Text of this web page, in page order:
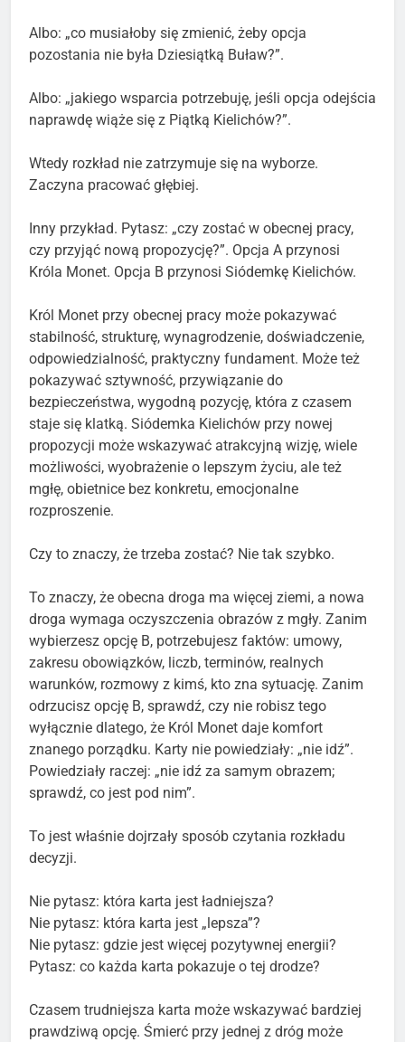
Albo: „co musiałoby się zmienić, żeby opcja
pozostania nie była Dziesiątką Buław?”.
Albo: „jakiego wsparcia potrzebuję, jeśli opcja odejścia
naprawdę wiąże się z Piątką Kielichów?”.
Wtedy rozkład nie zatrzymuje się na wyborze.
Zaczyna pracować głębiej.
Inny przykład. Pytasz: „czy zostać w obecnej pracy,
czy przyjąć nową propozycję?”. Opcja A przynosi
Króla Monet. Opcja B przynosi Siódemkę Kielichów.
Król Monet przy obecnej pracy może pokazywać
stabilność, strukturę, wynagrodzenie, doświadczenie,
odpowiedzialność, praktyczny fundament. Może też
pokazywać sztywność, przywiązanie do
bezpieczeństwa, wygodną pozycję, która z czasem
staje się klatką. Siódemka Kielichów przy nowej
propozycji może wskazywać atrakcyjną wizję, wiele
możliwości, wyobrażenie o lepszym życiu, ale też
mgłę, obietnice bez konkretu, emocjonalne
rozproszenie.
Czy to znaczy, że trzeba zostać? Nie tak szybko.
To znaczy, że obecna droga ma więcej ziemi, a nowa
droga wymaga oczyszczenia obrazów z mgły. Zanim
wybierzesz opcję B, potrzebujesz faktów: umowy,
zakresu obowiązków, liczb, terminów, realnych
warunków, rozmowy z kimś, kto zna sytuację. Zanim
odrzucisz opcję B, sprawdź, czy nie robisz tego
wyłącznie dlatego, że Król Monet daje komfort
znanego porządku. Karty nie powiedziały: „nie idź”.
Powiedziały raczej: „nie idź za samym obrazem;
sprawdź, co jest pod nim”.
To jest właśnie dojrzały sposób czytania rozkładu
decyzji.
Nie pytasz: która karta jest ładniejsza?
Nie pytasz: która karta jest „lepsza”?
Nie pytasz: gdzie jest więcej pozytywnej energii?
Pytasz: co każda karta pokazuje o tej drodze?
Czasem trudniejsza karta może wskazywać bardziej
prawdziwą opcję. Śmierć przy jednej z dróg może